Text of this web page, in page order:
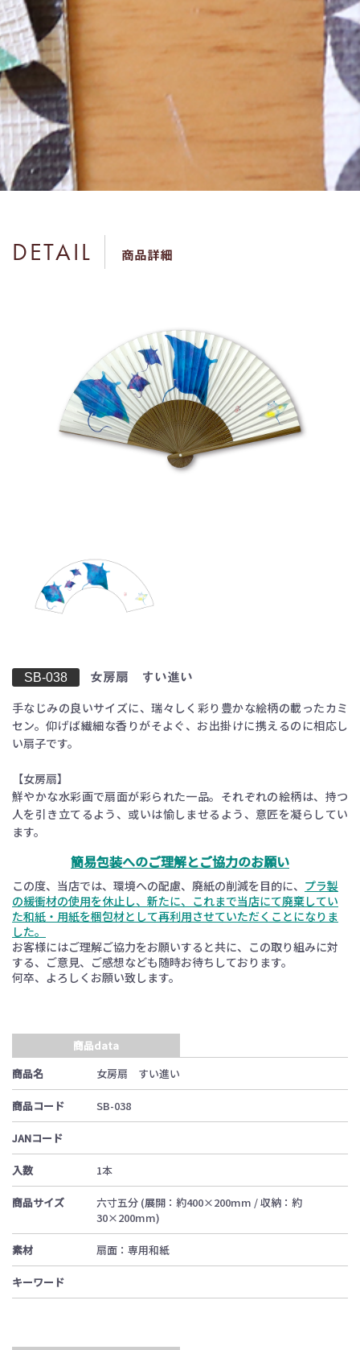
DETAIL 商品詳細
SB-038 女房扇 すい進い
手なじみの良いサイズに、瑞々しく彩り豊かな絵柄の載ったカミ
セン。仰げば繊細な香りがそよぐ、お出掛けに携えるのに相応し
い扇子です。
【女房扇】
鮮やかな水彩画で扇面が彩られた一品。それぞれの絵柄は、持つ
人を引き立てるよう、或いは愉しませるよう、意匠を凝らしてい
ます。
簡易包装へのご理解とご協力のお願い
この度、当店では、環境への配慮、廃紙の削減を目的に、 プラ製
の緩衝材の使用を休止し、新たに、これまで当店にて廃棄してい
た和紙・用紙を梱包材として再利用させていただくことになりま
した。
お客様にはご理解ご協力をお願いすると共に、この取り組みに対
する、ご意見、ご感想なども随時お待ちしております。
何卒、よろしくお願い致します。
商品data
商品名
女房扇 すい進い
商品コード SB-038
JANコード
入数 1本
商品サイズ
六寸五分 (展開：約400×200mm / 収納：約
30×200mm)
素材 扇面：専用和紙
キーワード